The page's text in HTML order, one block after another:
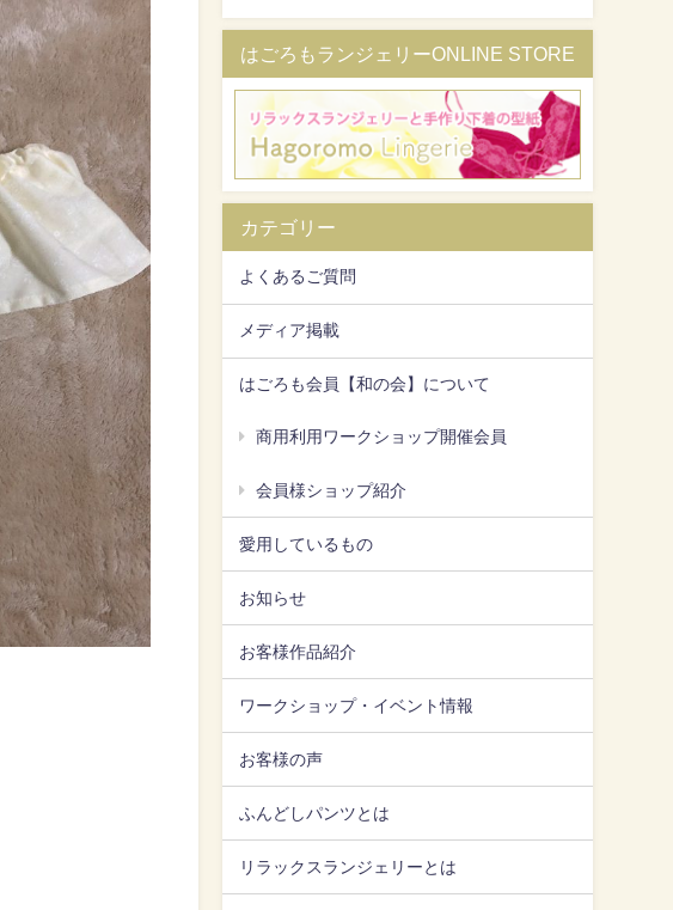
はごろもランジェリーONLINE STORE
カテゴリー
よくあるご質問
メディア掲載
はごろも会員【和の会】について
商用利用ワークショップ開催会員
会員様ショップ紹介
愛用しているもの
お知らせ
お客様作品紹介
ワークショップ・イベント情報
お客様の声
ふんどしパンツとは
リラックスランジェリーとは